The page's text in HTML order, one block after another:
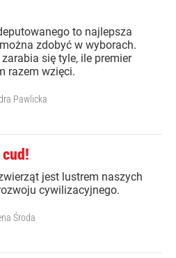
to najlepsza
zdobyć w wyborach.
się tyle, ile premier
razem wzięci.
Pawlicka
jest lustrem naszych
cywilizacyjnego.
Środa